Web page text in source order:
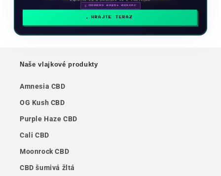
Zapojte sa a posuňte sa v rebríčku
🗓 ODMENY KAŽDÝ MESIAC
HRAJTE TERAZ
Naše vlajkové produkty
Amnesia CBD
OG Kush CBD
Purple Haze CBD
Cali CBD
Moonrock CBD
CBD šumivá žltá